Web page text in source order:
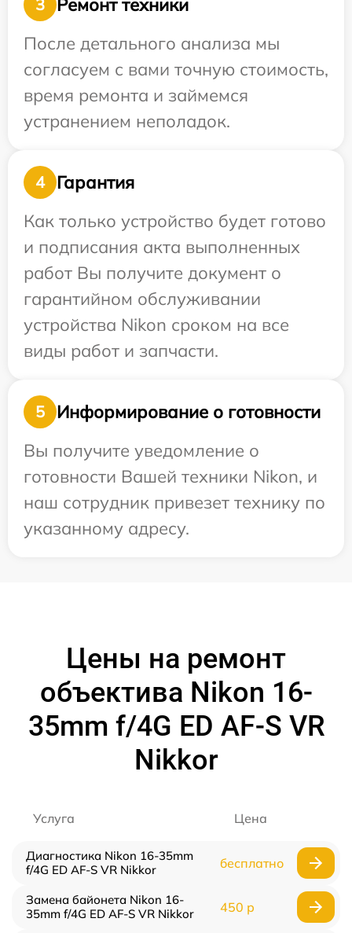
3
После детального анализа мы
согласуем с вами точную стоимость,
время ремонта и займемся
устранением неполадок.
4
Гарантия
Как только устройство будет готово
и подписания акта выполненных
работ Вы получите документ о
гарантийном обслуживании
устройства Nikon сроком на все
виды работ и запчасти.
5
Информирование о готовности
Вы получите уведомление о
готовности Вашей техники Nikon, и
наш сотрудник привезет технику по
указанному адресу.
Цены на ремонт
объектива Nikon 16-
35mm f/4G ED AF-S VR
Nikkor
Услуга Цена
Диагностика Nikon 16-35mm
f/4G ED AF-S VR Nikkor
бесплатно
Замена байонета Nikon 16-
35mm f/4G ED AF-S VR Nikkor
450 р